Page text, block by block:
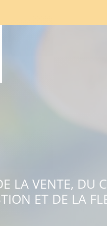
LA VENTE, DU
ET DE LA